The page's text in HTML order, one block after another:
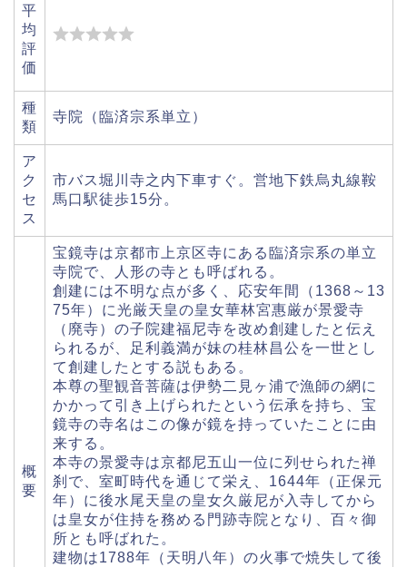
平
均
評
価
種
類
寺院（臨済宗系単立）
ア
ク
セ
ス
市バス堀川寺之内下車すぐ。営地下鉄烏丸線鞍
馬口駅徒歩15分。
概
要
宝鏡寺は京都市上京区寺にある臨済宗系の単立
寺院で、人形の寺とも呼ばれる。
創建には不明な点が多く、応安年間（1368～13
75年）に光厳天皇の皇女華林宮惠厳が景愛寺
（廃寺）の子院建福尼寺を改め創建したと伝え
られるが、足利義満が妹の桂林昌公を一世とし
て創建したとする説もある。
本尊の聖観音菩薩は伊勢二見ヶ浦で漁師の網に
かかって引き上げられたという伝承を持ち、宝
鏡寺の寺名はこの像が鏡を持っていたことに由
来する。
本寺の景愛寺は京都尼五山一位に列せられた禅
刹で、室町時代を通じて栄え、1644年（正保元
年）に後水尾天皇の皇女久厳尼が入寺してから
は皇女が住持を務める門跡寺院となり、百々御
所とも呼ばれた。
建物は1788年（天明八年）の火事で焼失して後